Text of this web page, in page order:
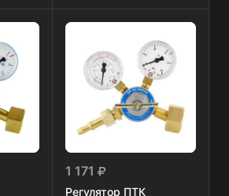
1 171
Регулятор ПТК